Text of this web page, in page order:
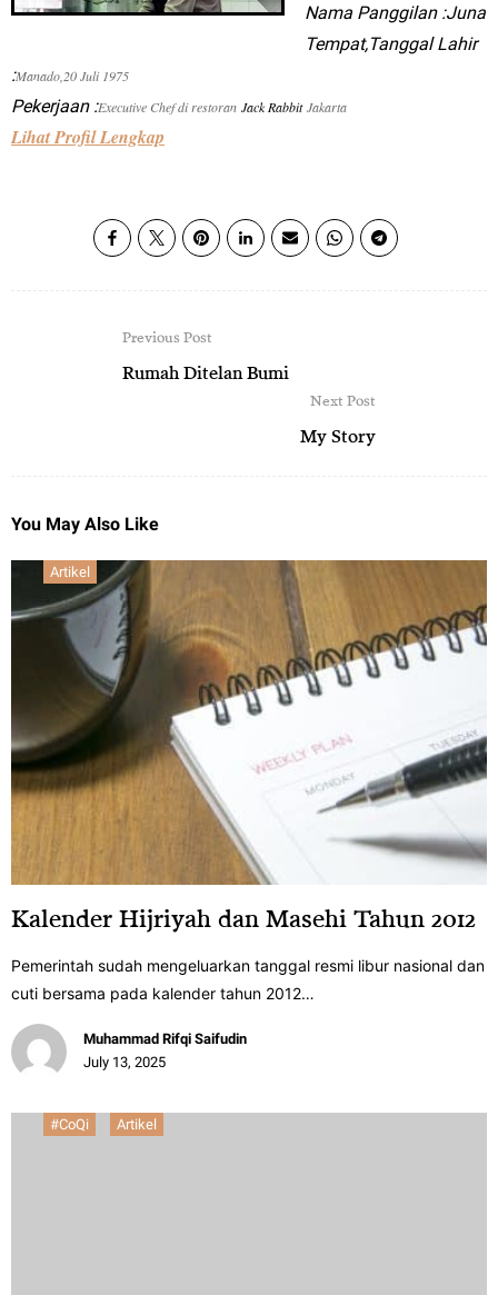
Nama Panggilan :Juna
Tempat,Tanggal Lahir
:Manado,20 Juli 1975
Pekerjaan :Executive Chef di restoran Jack RabbitJakarta
Lihat Profil Lengkap
Previous Post
Rumah Ditelan Bumi
Next Post
My Story
You May Also Like
Artikel
Kalender Hijriyah dan Masehi Tahun 2012
Pemerintah sudah mengeluarkan tanggal resmi libur nasional dan
cuti bersama pada kalender tahun 2012…
Muhammad Rifqi Saifudin
July 13, 2025
#CoQi Artikel